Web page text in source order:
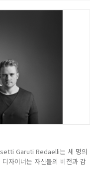
Garuti Redaelli는 세 명의
자이너는 자신들의 비전과 감